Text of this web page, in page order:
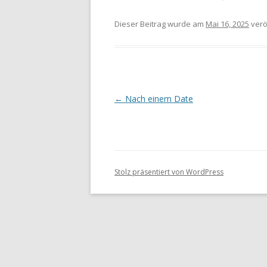
Dieser Beitrag wurde am Mai 16, 2025
Beitragsnavigation
← Nach einem Date
Stolz präsentiert von WordPress